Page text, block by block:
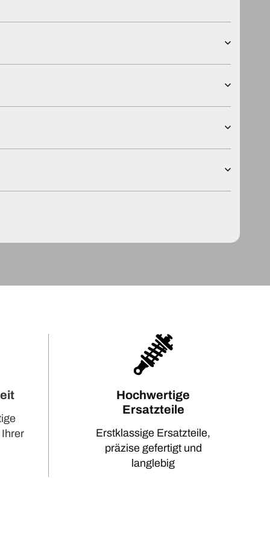
Hochwertige
Ersatzteile
Erstklassige Ersatzteile,
präzise gefertigt und
langlebig